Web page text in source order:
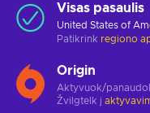
Visas pasaulis
United States of
Patikrink regiono
Origin
Aktyvuok/
Žvilgtelk į